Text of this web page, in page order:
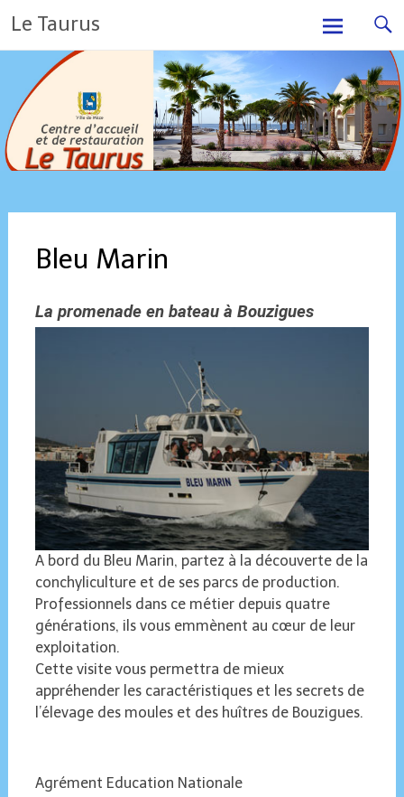
to
content
Le Taurus
Bleu Marin
La promenade en bateau à Bouzigues
A bord du Bleu Marin, partez à la découverte de la
conchyliculture et de ses parcs de production.
Professionnels dans ce métier depuis quatre
générations, ils vous emmènent au cœur de leur
exploitation.
Cette visite vous permettra de mieux
appréhender les caractéristiques et les secrets de
l’élevage des moules et des huîtres de Bouzigues.
Agrément Education Nationale